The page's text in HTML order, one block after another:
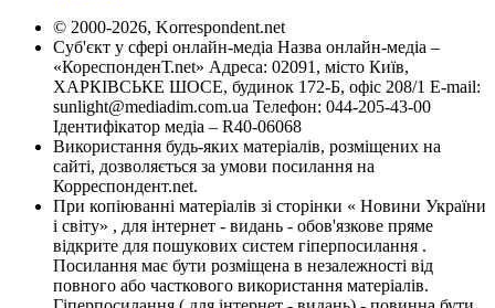
© 2000-2026, Korrespondent.net
Суб'єкт у сфері онлайн-медіа Назва онлайн-медіа –
«КореспонденТ.net» Адреса: 02091, місто Київ,
ХАРКІВСЬКЕ ШОСЕ, будинок 172-Б, офіс 208/1 E-mail:
sunlight@mediadim.com.ua Телефон: 044-205-43-00
Ідентифікатор медіа – R40-06068
Використання будь-яких матеріалів, розміщених на
сайті, дозволяється за умови посилання на
Корреспондент.net.
При копіюванні матеріалів зі сторінки « Новини України
і світу» , для інтернет - видань - обов'язкове пряме
відкрите для пошукових систем гіперпосилання .
Посилання має бути розміщена в незалежності від
повного або часткового використання матеріалів.